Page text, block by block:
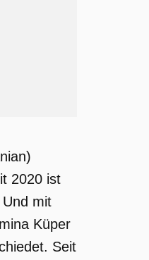
2020 ist
mit
Küper
Seit